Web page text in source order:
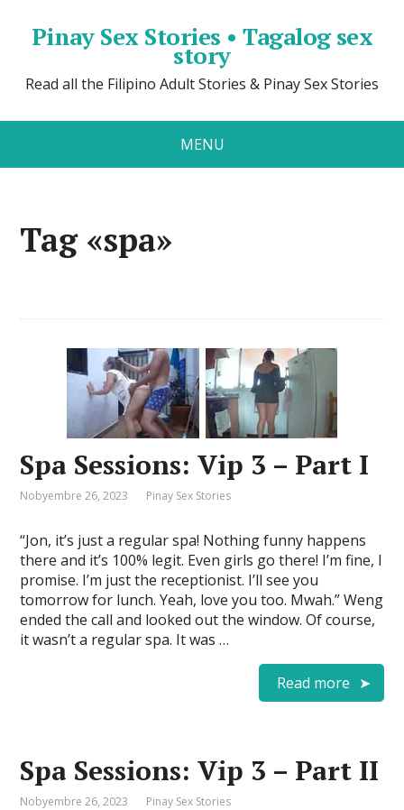
Pinay Sex Stories • Tagalog sex
story
Read all the Filipino Adult Stories & Pinay Sex Stories
MENU
Tag «spa»
Spa Sessions: Vip 3 – Part I
Nobyembre 26, 2023 Pinay Sex Stories
“Jon, it’s just a regular spa! Nothing funny happens
there and it’s 100% legit. Even girls go there! I’m fine, I
promise. I’m just the receptionist. I’ll see you
tomorrow for lunch. Yeah, love you too. Mwah.” Weng
ended the call and looked out the window. Of course,
it wasn’t a regular spa. It was …
Read more
Spa Sessions: Vip 3 – Part II
Nobyembre 26, 2023 Pinay Sex Stories